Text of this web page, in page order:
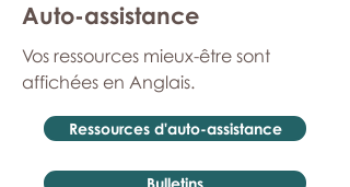
Auto-assistance
Vos ressources mieux-être sont
affichées en Anglais.
Ressources d'auto-assistance
Bulletins